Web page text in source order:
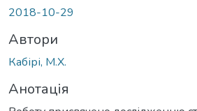
2018-10-29
Автори
Кабірі, М.Х.
Анотація